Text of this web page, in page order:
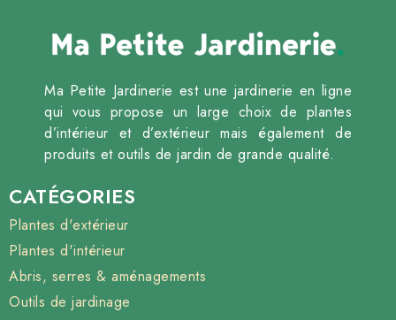
Ma Petite Jardinerie est une jardinerie en ligne
qui vous propose un large choix de plantes
d’intérieur et d’extérieur mais également de
produits et outils de jardin de grande qualité.
CATÉGORIES
Plantes d'extérieur
Plantes d'intérieur
Abris, serres & aménagements
Outils de jardinage